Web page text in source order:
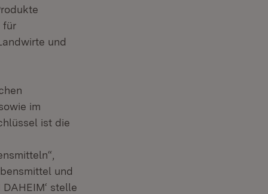
für
und
im
ist die
und
stelle